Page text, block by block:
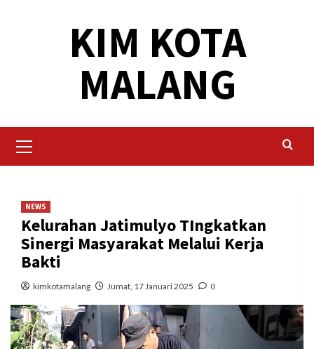
KIM KOTA
MALANG
Menu
NEWS
Kelurahan Jatimulyo TIngkatkan
Sinergi Masyarakat Melalui Kerja
Bakti
kimkotamalang Jumat, 17 Januari 2025 0